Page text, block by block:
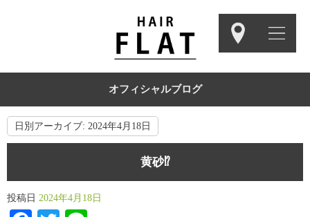
オフィシャルブログ
日別アーカイブ: 2024年4月18日
黄砂⁉︎
投稿日 2024年4月18日